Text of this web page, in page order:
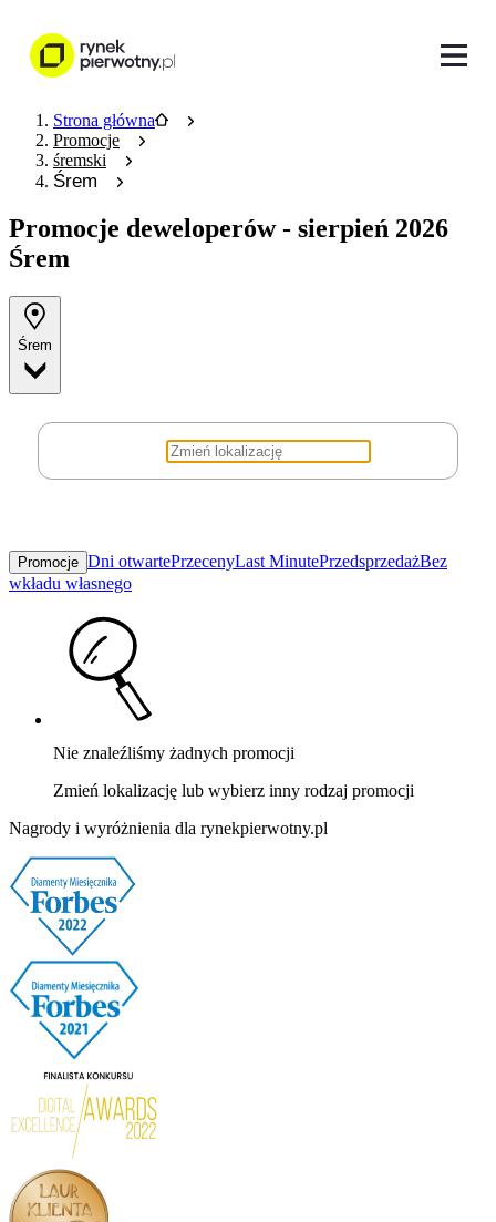
Strona główna
Promocje
śremski
Śrem
Promocje deweloperów - sierpień 2026
Śrem
Śrem
Promocje Dni otwartePrzecenyLast MinutePrzedsprzedażBez
wkładu własnego
Nie znaleźliśmy żadnych promocji
Zmień lokalizację lub wybierz inny rodzaj promocji
Nagrody i wyróżnienia dla rynekpierwotny.pl